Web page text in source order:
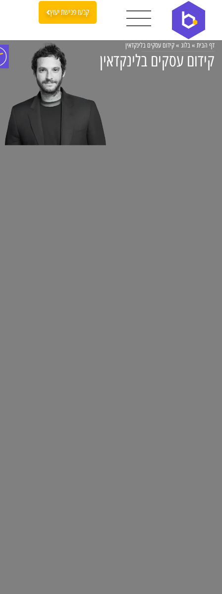
קבעו פגישת יעוץ
דף הבית»בלוג»קידום עסקים בלינקדאין
קידום עסקים בלינקדאין